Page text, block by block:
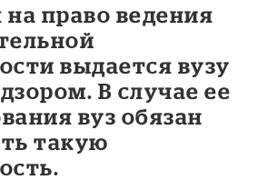
право ведения
выдается вузу
В случае ее
вуз обязан
такую